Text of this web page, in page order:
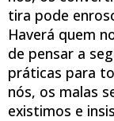
tira pode
Haverá quem
de pensar a
práticas para
nós, os malas
existimos e